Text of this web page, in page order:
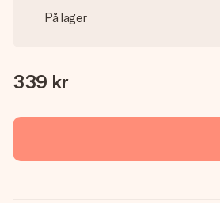
På lager
339 kr